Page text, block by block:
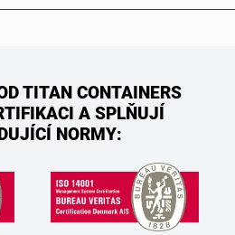
TITAN CONTAINERS
A SPLŇUJÍ
NORMY: